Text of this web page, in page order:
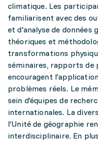
climatique. Les
familiarisent avec des
et d'analyse de données
théoriques et
transformations
séminaires, rapports de
encouragent
problèmes réels. Le
sein d'équipes de
internationales. La
l'Unité de géographie
interdisciplinaire. En